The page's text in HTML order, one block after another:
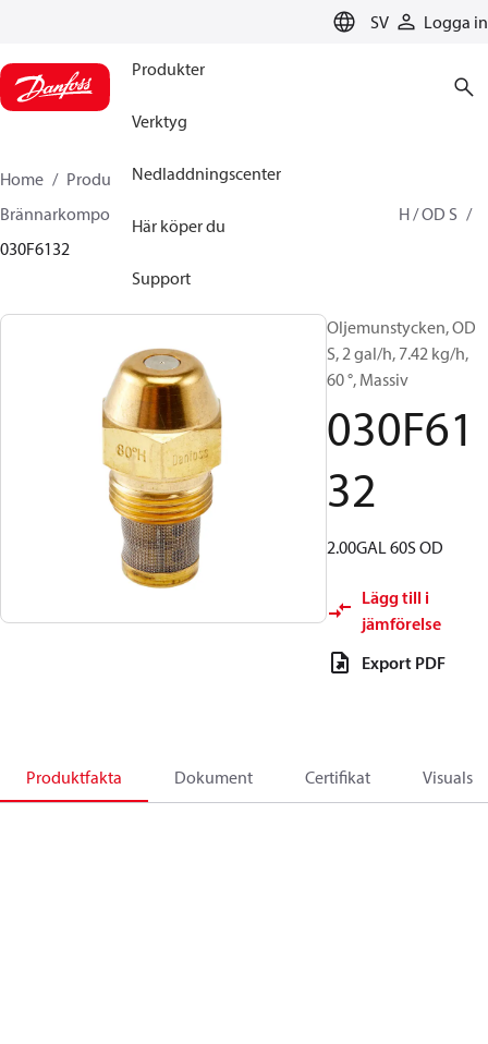
SV Logga in
Produkter
Verktyg
Nedladdningscenter
Här köper du
Support
Home Produkter
Climate Solutions for heating
Brännarkomponenter
OD B / OD H / OD S
030F6132
Oljemunstycken, OD
S, 2 gal/h, 7.42 kg/h,
60 °, Massiv
030F61
32
2.00GAL 60S OD
Lägg till i
jämförelse
Export PDF
Produktfakta Dokument Certifikat Visuals